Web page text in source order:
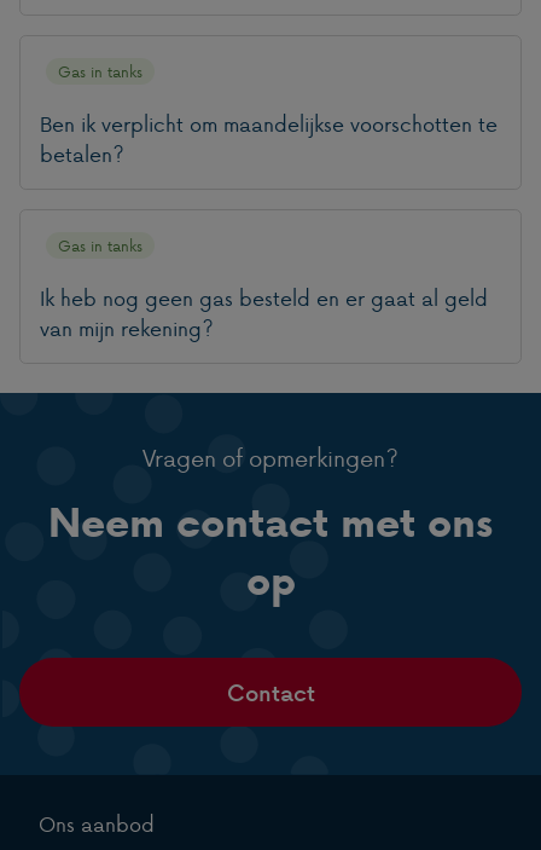
Ben ik verplicht om maandelijkse voorschotten te
betalen?
Gas in tanks
Ik heb nog geen gas besteld en er gaat al geld
van mijn rekening?
Gas in tanks
Vragen of opmerkingen?
Neem contact met ons
op
Contact
Ons aanbod